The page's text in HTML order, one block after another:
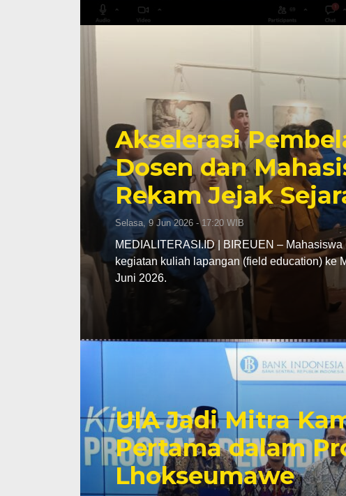
Akselerasi
Dosen dan
Rekam Jejak
Selasa, 9 Jun 2026 - 17:20 WIB
MEDIALITERASI.ID | BIREUEN –
kegiatan kuliah lapangan (field education) ke
Juni 2026.
UIA Jadi Mitra
Pertama dalam
Lhokseumawe